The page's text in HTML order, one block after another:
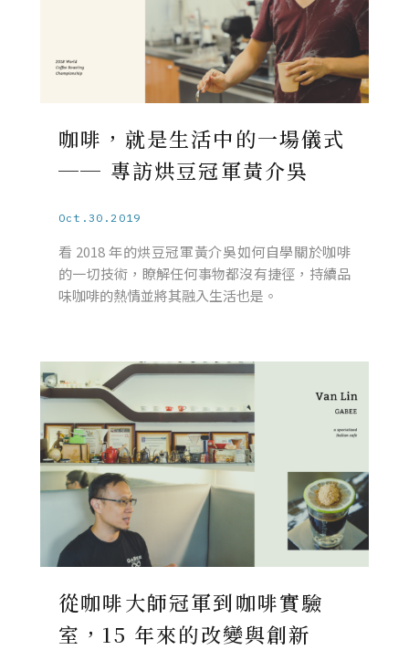
咖啡，就是生活中的一場儀式
── 專訪烘豆冠軍黃介吳
Oct.30.2019
看 2018 年的烘豆冠軍黃介吳如何自學關於咖啡
的一切技術，瞭解任何事物都沒有捷徑，持續品
味咖啡的熱情並將其融入生活也是。
從咖啡大師冠軍到咖啡實驗
室，15 年來的改變與創新